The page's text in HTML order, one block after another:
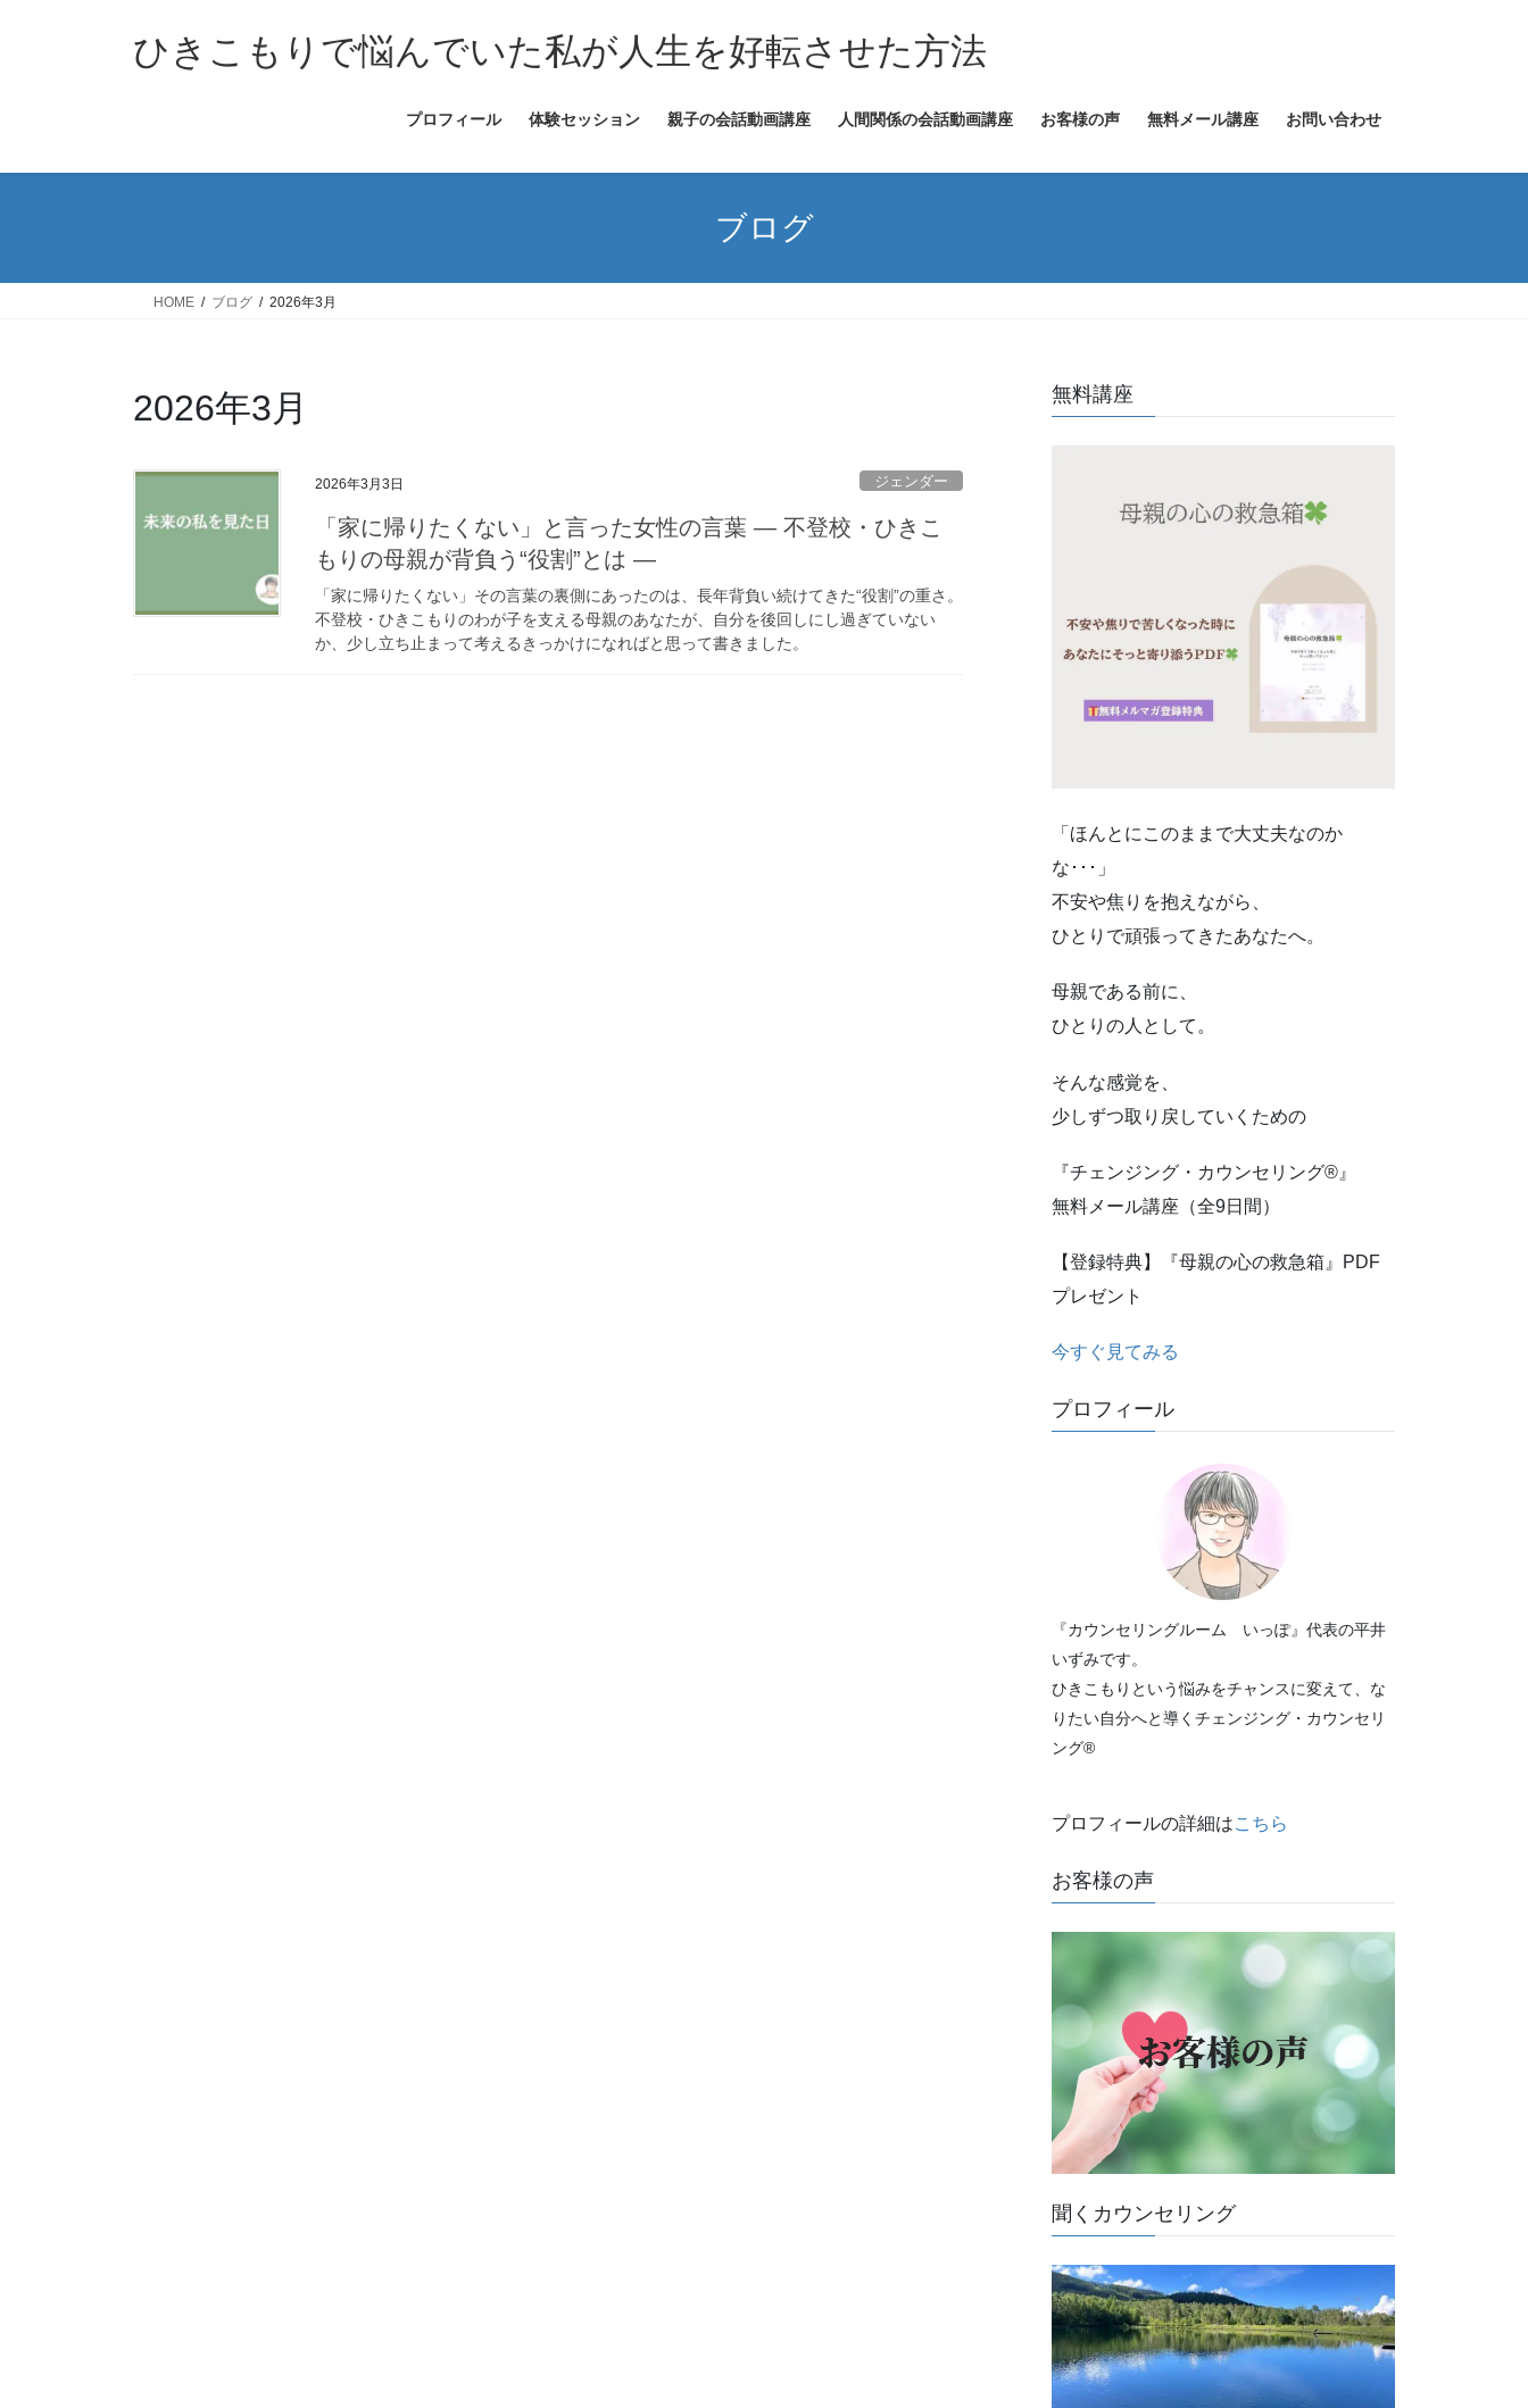
ス
ン
ひきこもりで悩んでいた私が人生を好転させた方法
プロフィール 体験セッション 親子の会話動画講座 人間関係の会話動画講座 お客様の声 無料メール講座 お問い合わせ
ブログ
HOME ブログ 2026年3月
2026年3月
2026年3月3日 ジェンダー
「家に帰りたくない」と言った女性の言葉 ― 不登校・ひきこ
もりの母親が背負う“役割”とは ―
「家に帰りたくない」その言葉の裏側にあったのは、長年背負い続けてきた“役割”の重さ。
不登校・ひきこもりのわが子を支える母親のあなたが、自分を後回しにし過ぎていない
か、少し立ち止まって考えるきっかけになればと思って書きました。
無料講座
「ほんとにこのままで大丈夫なのか
な･･･」
不安や焦りを抱えながら、
ひとりで頑張ってきたあなたへ。
母親である前に、
ひとりの人として。
そんな感覚を、
少しずつ取り戻していくための
『チェンジング・カウンセリング®』
無料メール講座（全9日間）
【登録特典】『母親の心の救急箱』PDF
プレゼント
今すぐ見てみる
プロフィール
『カウンセリングルーム いっぽ』代表の平井
いずみです。
ひきこもりという悩みをチャンスに変えて、な
りたい自分へと導くチェンジング・カウンセリ
ング®
プロフィールの詳細はこちら
お客様の声
聞くカウンセリング